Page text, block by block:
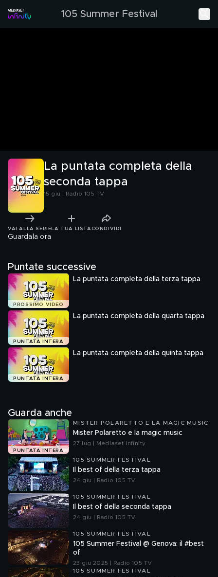
105 Summer Festival
La puntata completa della
seconda tappa
15 giu | Radio 105 TV
VAI ALLA SERIE LA TUA LISTA CONDIVIDI
Guardala ora
Puntate successive
PROSSIMO VIDEO
La puntata completa della terza tappa
PUNTATA INTERA
La puntata completa della quarta tappa
PUNTATA INTERA
La puntata completa della quinta tappa
Guarda anche
PUNTATA INTERA
MISTER POLARETTO E LA MAGIC MUSIC
Mister Polaretto e la magic music
27 lug | Mediaset Infinity
105 SUMMER FESTIVAL
Il best of della terza tappa
24 giu | Radio 105 TV
105 SUMMER FESTIVAL
Il best of della seconda tappa
24 giu | Radio 105 TV
105 SUMMER FESTIVAL
105 Summer Festival @ Genova: il #best
of
23 giu 2025 | Radio 105 TV
105 SUMMER FESTIVAL